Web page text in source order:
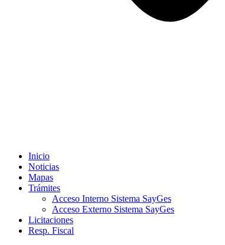
Inicio
Noticias
Mapas
Trámites
Acceso Interno Sistema SayGes
Acceso Externo Sistema SayGes
Licitaciones
Resp. Fiscal